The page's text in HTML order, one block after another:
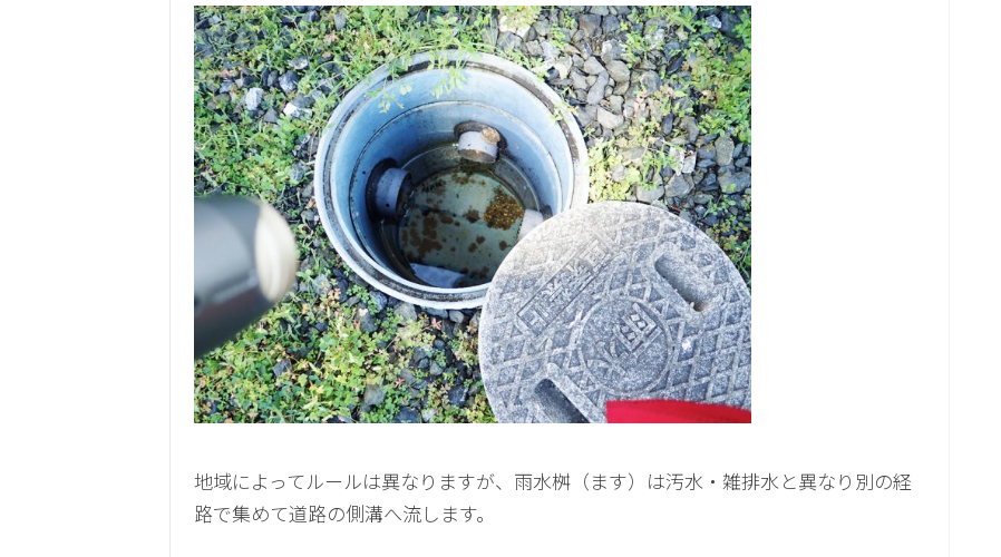
地域によってルールは異なりますが、雨水桝（ます）は汚水・雑排水と異なり別の経
路で集めて道路の側溝へ流します。